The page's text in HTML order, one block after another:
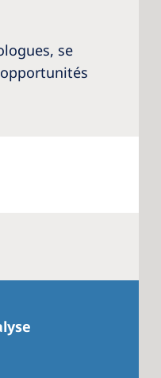
se